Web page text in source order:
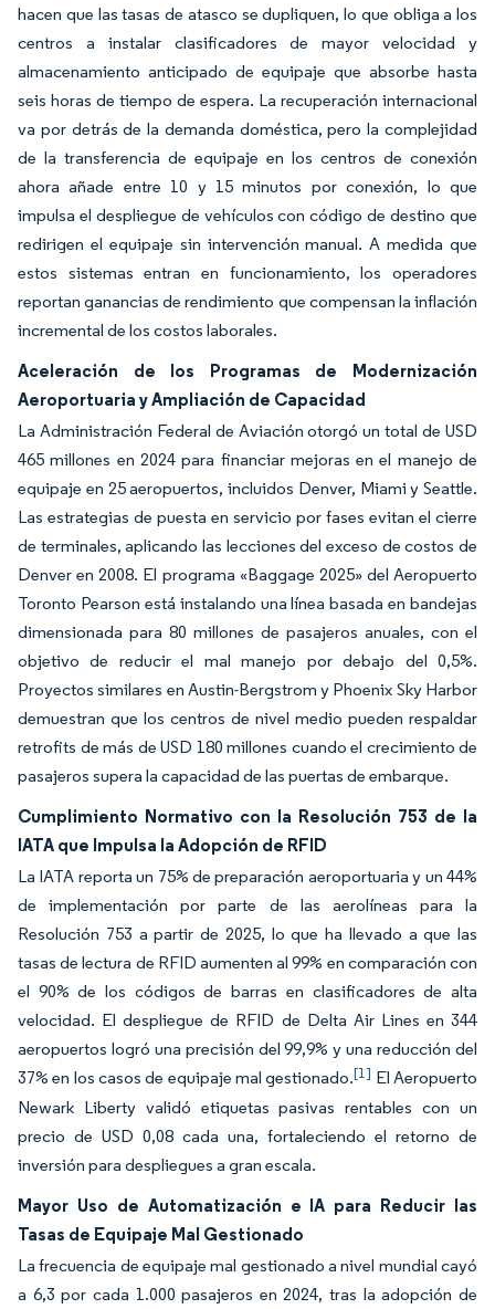
hacen que las tasas de atasco se dupliquen, lo que obliga a los
centros a instalar clasificadores de mayor velocidad y
almacenamiento anticipado de equipaje que absorbe hasta
seis horas de tiempo de espera. La recuperación internacional
va por detrás de la demanda doméstica, pero la complejidad
de la transferencia de equipaje en los centros de conexión
ahora añade entre 10 y 15 minutos por conexión, lo que
impulsa el despliegue de vehículos con código de destino que
redirigen el equipaje sin intervención manual. A medida que
estos sistemas entran en funcionamiento, los operadores
reportan ganancias de rendimiento que compensan la inflación
incremental de los costos laborales.
Aceleración de los Programas de Modernización
Aeroportuaria y Ampliación de Capacidad
La Administración Federal de Aviación otorgó un total de USD
465 millones en 2024 para financiar mejoras en el manejo de
equipaje en 25 aeropuertos, incluidos Denver, Miami y Seattle.
Las estrategias de puesta en servicio por fases evitan el cierre
de terminales, aplicando las lecciones del exceso de costos de
Denver en 2008. El programa «Baggage 2025» del Aeropuerto
Toronto Pearson está instalando una línea basada en bandejas
dimensionada para 80 millones de pasajeros anuales, con el
objetivo de reducir el mal manejo por debajo del 0,5%.
Proyectos similares en Austin-Bergstrom y Phoenix Sky Harbor
demuestran que los centros de nivel medio pueden respaldar
retrofits de más de USD 180 millones cuando el crecimiento de
pasajeros supera la capacidad de las puertas de embarque.
Cumplimiento Normativo con la Resolución 753 de la
IATA que Impulsa la Adopción de RFID
La IATA reporta un 75% de preparación aeroportuaria y un 44%
de implementación por parte de las aerolíneas para la
Resolución 753 a partir de 2025, lo que ha llevado a que las
tasas de lectura de RFID aumenten al 99% en comparación con
el 90% de los códigos de barras en clasificadores de alta
velocidad. El despliegue de RFID de Delta Air Lines en 344
aeropuertos logró una precisión del 99,9% y una reducción del
37% en los casos de equipaje mal gestionado.[1] El Aeropuerto
Newark Liberty validó etiquetas pasivas rentables con un
precio de USD 0,08 cada una, fortaleciendo el retorno de
inversión para despliegues a gran escala.
Mayor Uso de Automatización e IA para Reducir las
Tasas de Equipaje Mal Gestionado
La frecuencia de equipaje mal gestionado a nivel mundial cayó
a 6,3 por cada 1.000 pasajeros en 2024, tras la adopción de